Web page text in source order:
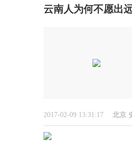
云南人为何不愿出
2017-02-09 13:31:17 北京